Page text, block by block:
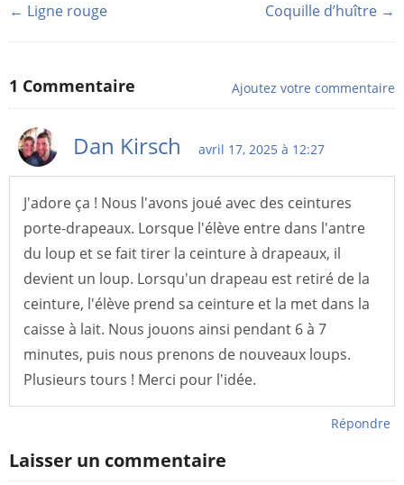
← Ligne rouge Coquille d’huître →
1 Commentaire Ajoutez votre commentaire
Dan Kirsch avril 17, 2025 à 12:27
J'adore ça ! Nous l'avons joué avec des ceintures
porte-drapeaux. Lorsque l'élève entre dans l'antre
du loup et se fait tirer la ceinture à drapeaux, il
devient un loup. Lorsqu'un drapeau est retiré de la
ceinture, l'élève prend sa ceinture et la met dans la
caisse à lait. Nous jouons ainsi pendant 6 à 7
minutes, puis nous prenons de nouveaux loups.
Plusieurs tours ! Merci pour l'idée.
Répondre
Laisser un commentaire